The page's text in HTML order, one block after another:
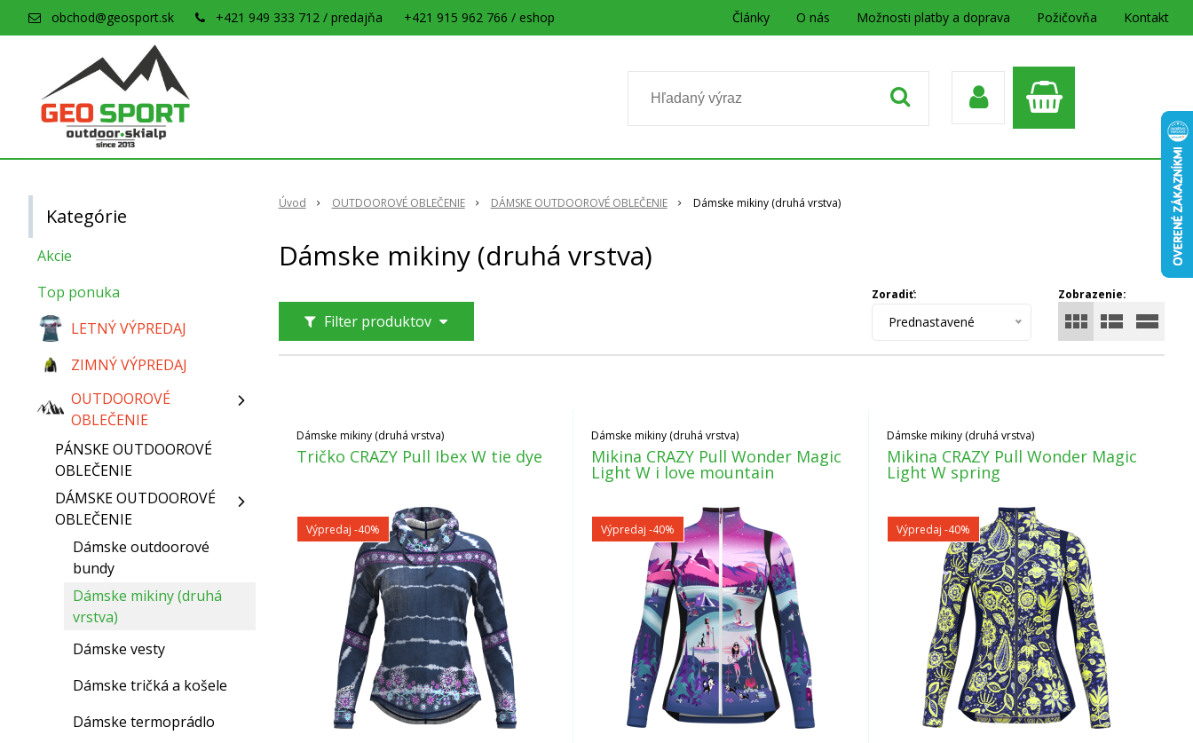
obchod@geosport.sk +421 949 333 712 / predajňa +421 915 962 766 / eshop Články O nás Možnosti platby a doprava Požičovňa Kontakt
Úvod OUTDOOROVÉ OBLEČENIE DÁMSKE OUTDOOROVÉ OBLEČENIE Dámske mikiny (druhá vrstva)
Dámske mikiny (druhá vrstva)
Filter produktov
Zobrazenie:
Zoradiť:
Prednastavené
Dámske mikiny (druhá vrstva)
Tričko CRAZY Pull Ibex W tie dye
Výpredaj -40%
Dámske mikiny (druhá vrstva)
Mikina CRAZY Pull Wonder Magic
Light W i love mountain
Výpredaj-40%
Dámske mikiny (druhá vrstva)
Mikina CRAZY Pull Wonder Magic
Light W spring
Výpredaj-40%
Kategórie
Akcie
Top ponuka
LETNÝ VÝPREDAJ
ZIMNÝ VÝPREDAJ
OUTDOOROVÉ
OBLEČENIE
PÁNSKE OUTDOOROVÉ
OBLEČENIE
DÁMSKE OUTDOOROVÉ
OBLEČENIE
Dámske outdoorové
bundy
Dámske mikiny (druhá
vrstva)
Dámske vesty
Dámske tričká a košele
Dámske termoprádlo